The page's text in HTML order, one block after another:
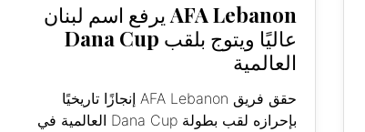
AFA Lebanon يرفع اسم لبنان
عاليًا ويتوج بلقب Dana Cup
العالمية
حقق فريق AFA Lebanon إنجازًا تاريخيًا
بإحرازه لقب بطولة Dana Cup العالمية في